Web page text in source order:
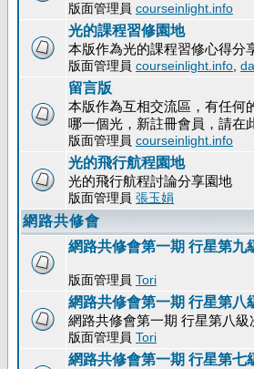
版面管理員 courseinlight.info
光的課程習修園地
本版作為光的課程習修心得分
版面管理員 courseinlight.info
留言版
本版作為互相交流區，有任何
哪一個光，新註冊會員，請在
版面管理員 courseinlight.info
光的飛行航程園地
光的飛行航程討論分享園地
版面管理員 張玉娟
網路共修會
網路共修會第一期 行星第九
版面管理員 Tori
網路共修會第一期 行星第八
網路共修會第一期 行星第八
版面管理員 Tori
網路共修會第一期 行星第七